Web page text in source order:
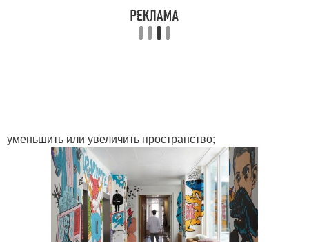
уменьшить или увеличить пространство;